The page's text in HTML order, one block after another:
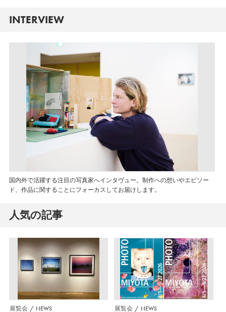
INTERVIEW
国内外で活躍する注目の写真家へインタヴュー。制作への想いやエピソー
ド、作品に関することにフォーカスしてお届けします。
人気の記事
展覧会 NEWS 展覧会 NEWS